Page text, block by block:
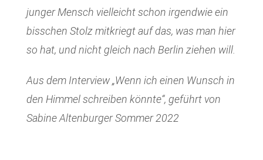
junger Mensch vielleicht schon irgendwie ein
bisschen Stolz mitkriegt auf das, was man hier
so hat, und nicht gleich nach Berlin ziehen will.
Aus dem Interview „Wenn ich einen Wunsch in
den Himmel schreiben könnte“, geführt von
Sabine Altenburger Sommer 2022